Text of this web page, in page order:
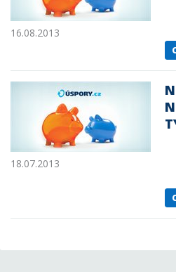
16.08.2013
18.07.2013